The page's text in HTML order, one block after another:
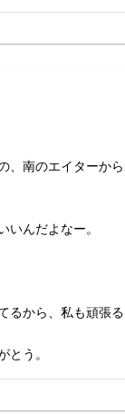
、南のエイターか
いんだよなー。
るから、私も頑張る
とう。